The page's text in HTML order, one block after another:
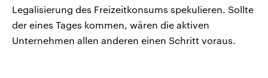
Legalisierung des Freizeitkonsums spekulieren. Sollte
der eines Tages kommen, wären die aktiven
Unternehmen allen anderen einen Schritt voraus.